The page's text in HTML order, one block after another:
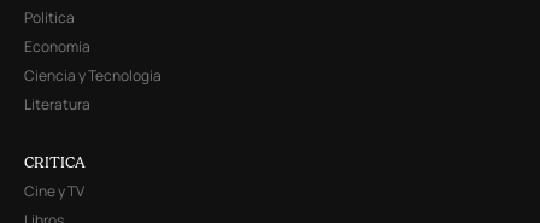
Política
Economía
Ciencia y Tecnología
Literatura
CRITICA
Cine y TV